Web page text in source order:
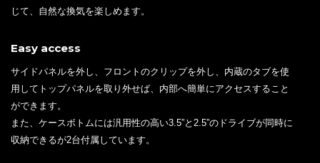
じて、自然な換気を楽しめます。
Easy access
サイドパネルを外し、フロントのクリップを外し、内蔵のタブを使
用してトップパネルを取り外せば、内部へ簡単にアクセスすること
ができます。
また、ケースボトムには汎用性の高い3.5”と2.5”のドライブが同時に
収納できるが2台付属しています。